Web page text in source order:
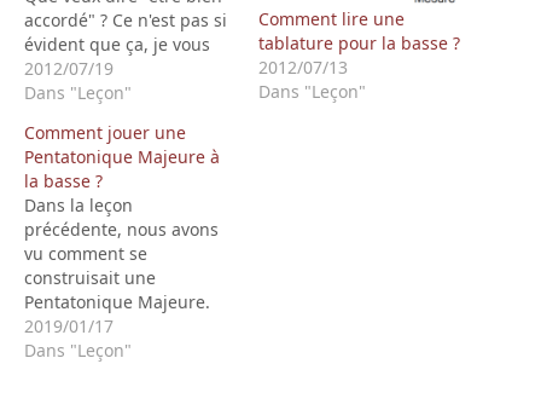
accordé" ? Ce n'est pas si
évident que ça, je vous
l'accorde (elle était facile
:-)). Déjà accorder avec
de référence à portée de
la main. Avec une
référence c'est mieux
évidemment. Cela…
2012/07/19
Dans "Leçon"
Comment lire une
tablature pour la basse ?
2012/07/13
Dans "Leçon"
Comment jouer une
Pentatonique Majeure à
la basse ?
Dans la leçon
précédente, nous avons
vu comment se
construisait une
Pentatonique Majeure.
Ici, nous allons voir
comment la jouer sur la
2019/01/17
Dans "Leçon"